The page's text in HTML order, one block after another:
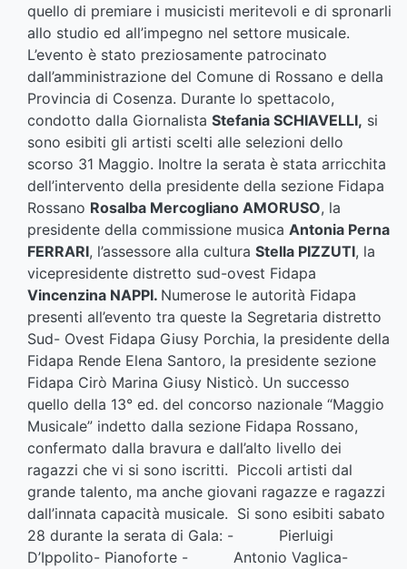
quello di premiare i musicisti meritevoli e di spronarli
allo studio ed all’impegno nel settore musicale.
L’evento è stato preziosamente patrocinato
dall’amministrazione del Comune di Rossano e della
Provincia di Cosenza. Durante lo spettacolo,
condotto dalla Giornalista Stefania SCHIAVELLI, si
sono esibiti gli artisti scelti alle selezioni dello
scorso 31 Maggio. Inoltre la serata è stata arricchita
dell’intervento della presidente della sezione Fidapa
Rossano Rosalba Mercogliano AMORUSO, la
presidente della commissione musica Antonia Perna
FERRARI, l’assessore alla cultura Stella PIZZUTI, la
vicepresidente distretto sud-ovest Fidapa
Vincenzina NAPPI. Numerose le autorità Fidapa
presenti all’evento tra queste la Segretaria distretto
Sud- Ovest Fidapa Giusy Porchia, la presidente della
Fidapa Rende Elena Santoro, la presidente sezione
Fidapa Cirò Marina Giusy Nisticò. Un successo
quello della 13° ed. del concorso nazionale “Maggio
Musicale” indetto dalla sezione Fidapa Rossano,
confermato dalla bravura e dall’alto livello dei
ragazzi che vi si sono iscritti. Piccoli artisti dal
grande talento, ma anche giovani ragazze e ragazzi
dall’innata capacità musicale. Si sono esibiti sabato
28 durante la serata di Gala: - Pierluigi
D’Ippolito- Pianoforte - Antonio Vaglica-